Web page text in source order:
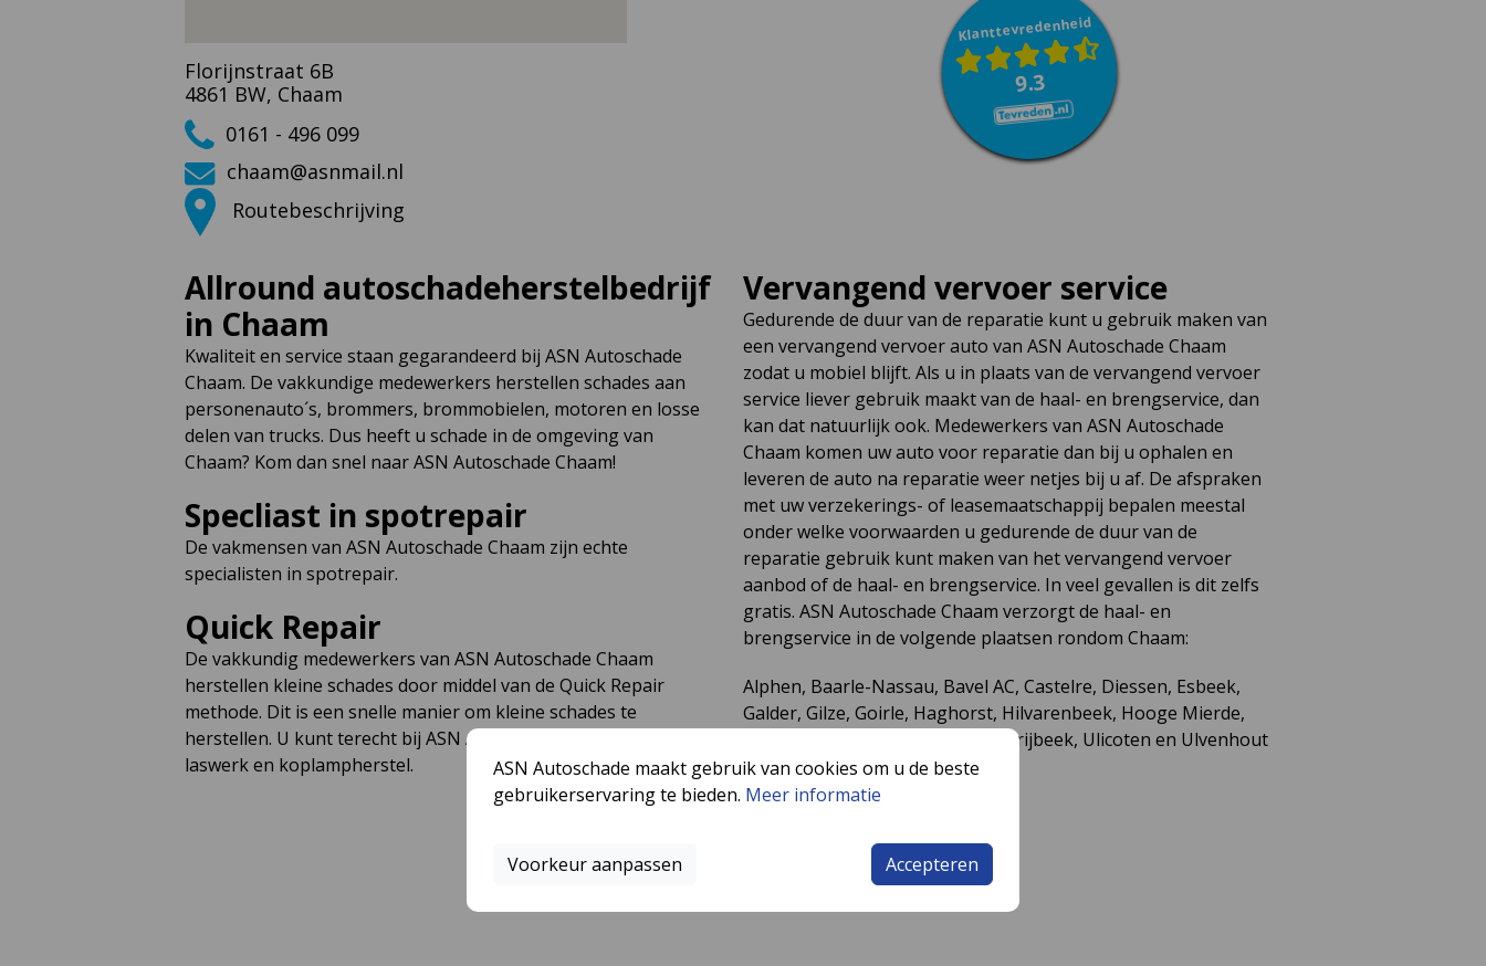
Florijnstraat 6B
4861 BW, Chaam
0161 - 496 099
chaam@asnmail.nl
Routebeschrijving
Klanttevredenheid
9.3
Allround autoschadeherstelbedrijf
in Chaam
Kwaliteit en service staan gegarandeerd bij ASN Autoschade
Chaam. De vakkundige medewerkers herstellen schades aan
personenauto´s, brommers, brommobielen, motoren en losse
delen van trucks. Dus heeft u schade in de omgeving van
Chaam? Kom dan snel naar ASN Autoschade Chaam!
Specliast in spotrepair
De vakmensen van ASN Autoschade Chaam zijn echte
specialisten in spotrepair.
Quick Repair
De vakkundig medewerkers van ASN Autoschade Chaam
herstellen kleine schades door middel van de Quick Repair
methode. Dit is een snelle manier om kleine schades te
herstellen. U kunt terecht bij ASN Autoschade Chaam voor APK,
laswerk en koplampherstel.
Vervangend vervoer service
Gedurende de duur van de reparatie kunt u gebruik maken van
een vervangend vervoer auto van ASN Autoschade Chaam
zodat u mobiel blijft. Als u in plaats van de vervangend vervoer
service liever gebruik maakt van de haal- en brengservice, dan
kan dat natuurlijk ook. Medewerkers van ASN Autoschade
Chaam komen uw auto voor reparatie dan bij u ophalen en
leveren de auto na reparatie weer netjes bij u af. De afspraken
met uw verzekerings- of leasemaatschappij bepalen meestal
onder welke voorwaarden u gedurende de duur van de
reparatie gebruik kunt maken van het vervangend vervoer
aanbod of de haal- en brengservice. In veel gevallen is dit zelfs
gratis. ASN Autoschade Chaam verzorgt de haal- en
brengservice in de volgende plaatsen rondom Chaam:
Alphen, Baarle-Nassau, Bavel AC, Castelre, Diessen, Esbeek,
Galder, Gilze, Goirle, Haghorst, Hilvarenbeek, Hooge Mierde,
Lage Mierde, Moergestel, Riel, Strijbeek, Ulicoten en Ulvenhout
AC.
ASN Autoschade maakt gebruik van cookies om u de beste
gebruikerservaring te bieden. Meer informatie
Voorkeur aanpassen Accepteren